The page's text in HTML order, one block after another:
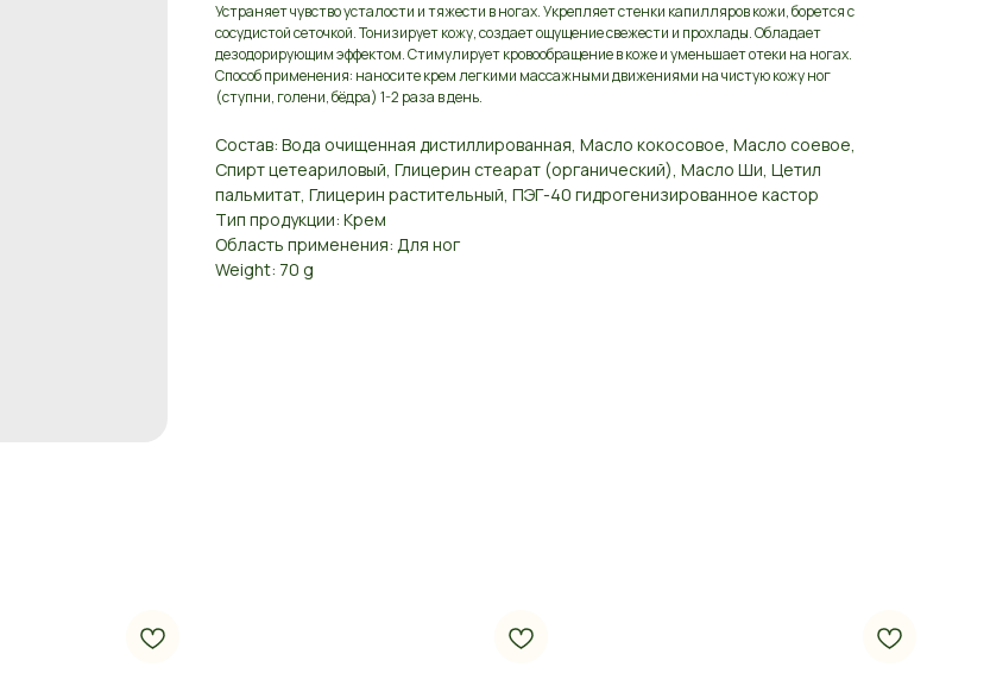
Устраняет чувство усталости и тяжести в ногах. Укрепляет стенки капилляров кожи, борется с
сосудистой сеточкой. Тонизирует кожу, создает ощущение свежести и прохлады. Обладает
дезодорирующим эффектом. Стимулирует кровообращение в коже и уменьшает отеки на ногах.
Способ применения: наносите крем легкими массажными движениями на чистую кожу ног
(ступни, голени, бёдра) 1-2 раза в день.
Состав: Вода очищенная дистиллированная, Масло кокосовое, Масло соевое,
Спирт цетеариловый, Глицерин стеарат (органический), Масло Ши, Цетил
пальмитат, Глицерин растительный, ПЭГ-40 гидрогенизированное кастор
Тип продукции: Крем
Область применения: Для ног
Weight: 70 g